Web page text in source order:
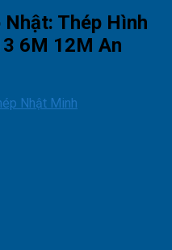
Nhật: Thép Hình
6M 12M An
Nhật Minh